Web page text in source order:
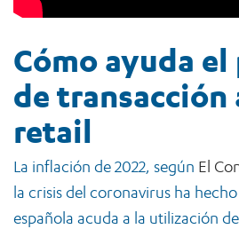
Cómo ayuda
de transacción
retail
La inflación de 2022, según El
la crisis del coronavirus ha
española acuda a la utilización